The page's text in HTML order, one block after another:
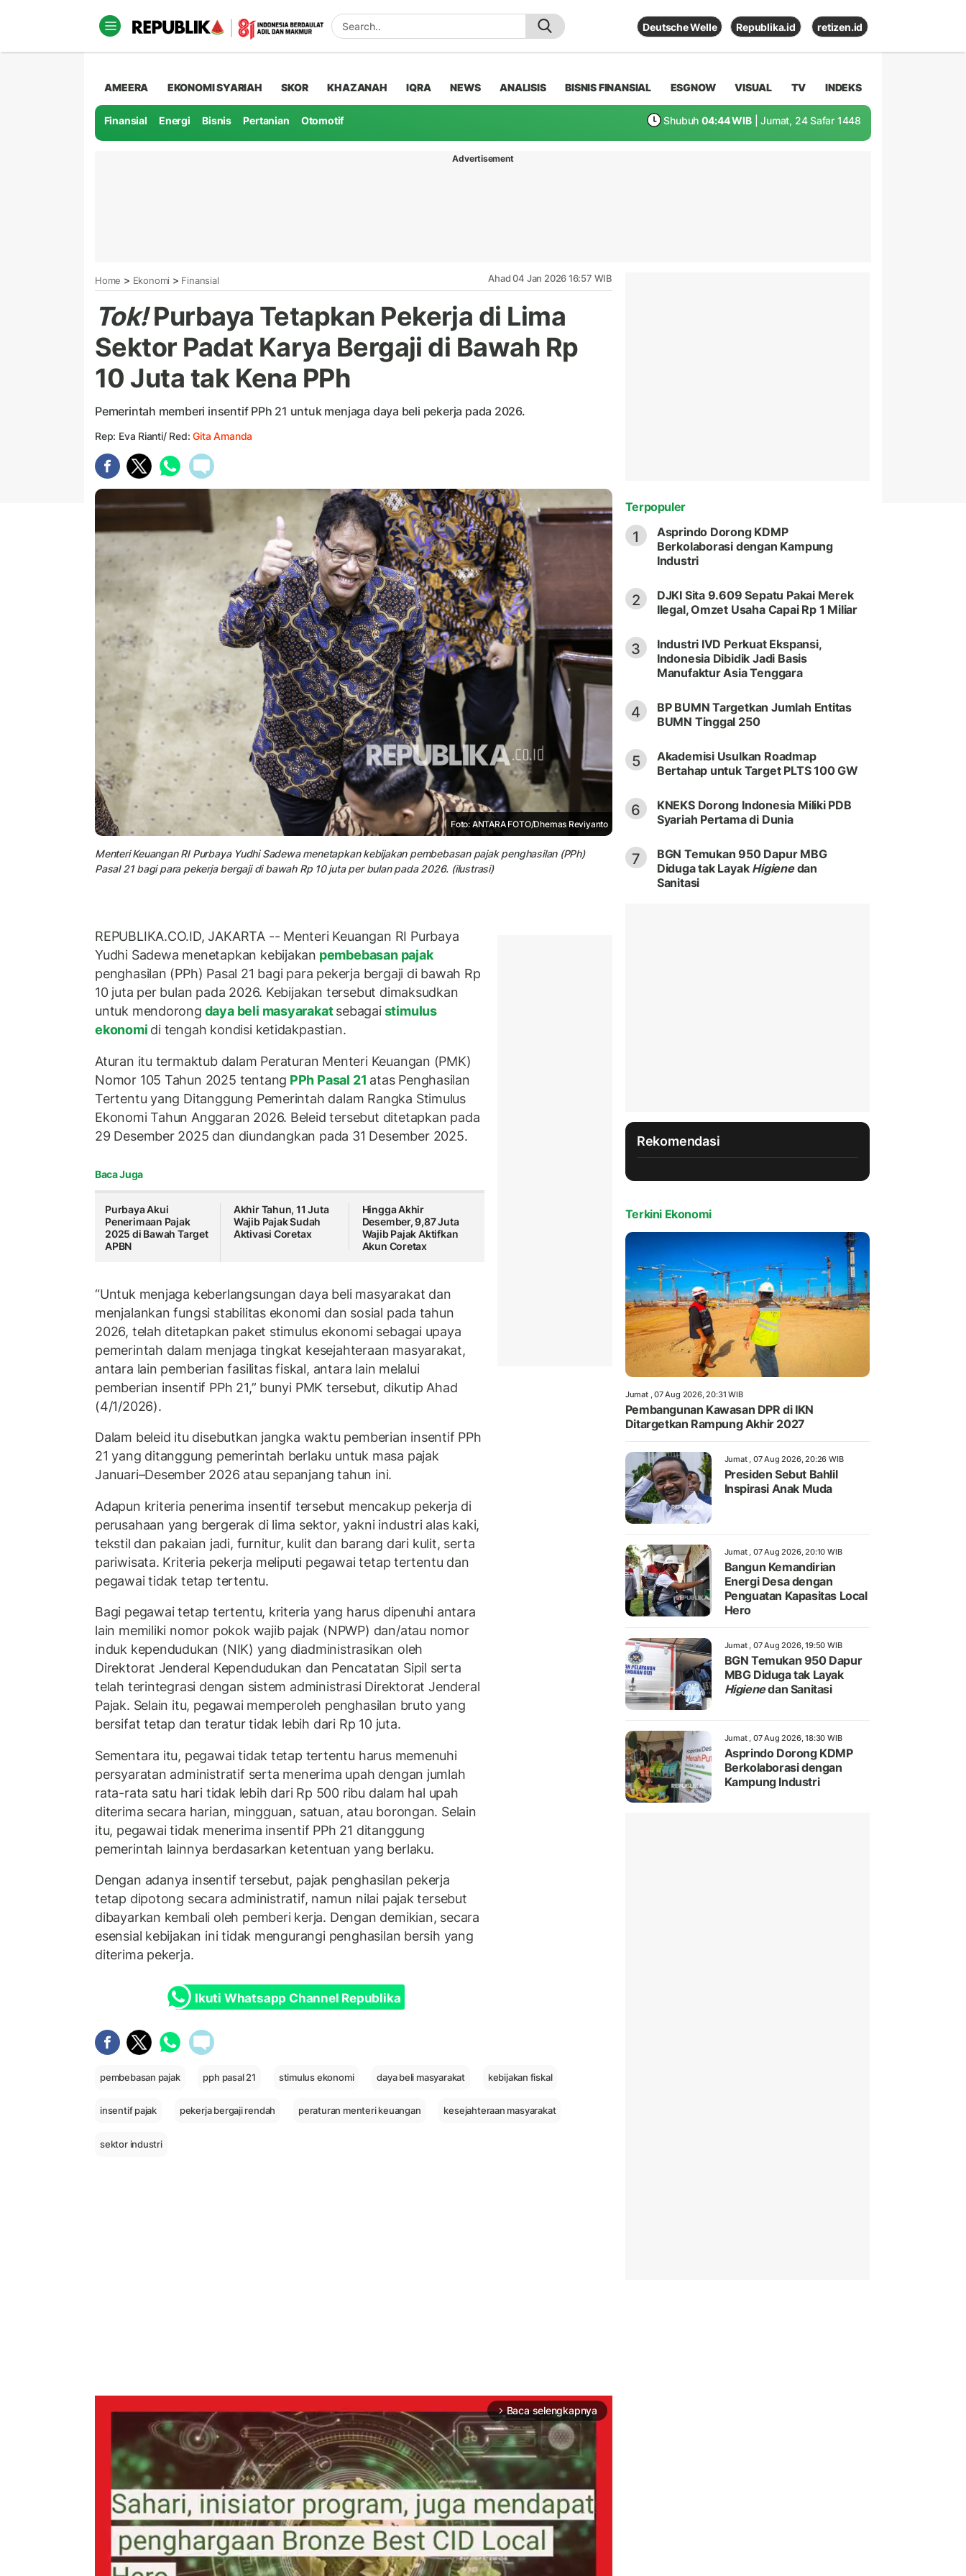
Deutsche Welle Republika.id retizen.id
AMEERA EKONOMI SYARIAH SKOR KHAZANAH IQRA NEWS ANALISIS BISNIS FINANSIAL ESGNOW VISUAL TV INDEKS
Finansial Energi Bisnis Pertanian Otomotif Shubuh 04:44 WIB | Jumat, 24 Safar 1448
Advertisement
Home > Ekonomi > Finansial Ahad 04 Jan 2026 16:57 WIB
Tok!Purbaya Tetapkan Pekerja di Lima
Sektor Padat Karya Bergaji di Bawah Rp
10 Juta tak Kena PPh
Pemerintah memberi insentif PPh 21 untuk menjaga daya beli pekerja pada 2026.
Rep: Eva Rianti/ Red:Gita Amanda
Foto: ANTARA FOTO/Dhemas Reviyanto
Menteri Keuangan RI Purbaya Yudhi Sadewa menetapkan kebijakan pembebasan pajak penghasilan (PPh)
Pasal 21 bagi para pekerja bergaji di bawah Rp 10 juta per bulan pada 2026. (ilustrasi)
REPUBLIKA.CO.ID, JAKARTA -- Menteri Keuangan RI Purbaya
Yudhi Sadewa menetapkan kebijakan pembebasan pajak
penghasilan (PPh) Pasal 21 bagi para pekerja bergaji di bawah Rp
10 juta per bulan pada 2026. Kebijakan tersebut dimaksudkan
untuk mendorong daya beli masyarakatsebagaistimulus
ekonomi di tengah kondisi ketidakpastian.
Aturan itu termaktub dalam Peraturan Menteri Keuangan (PMK)
Nomor 105 Tahun 2025 tentang PPh Pasal 21 atas Penghasilan
Tertentu yang Ditanggung Pemerintah dalam Rangka Stimulus
Ekonomi Tahun Anggaran 2026. Beleid tersebut ditetapkan pada
29 Desember 2025 dan diundangkan pada 31 Desember 2025.
Baca Juga
Purbaya Akui
Penerimaan Pajak
2025 di Bawah Target
APBN
Akhir Tahun, 11 Juta
Wajib Pajak Sudah
Aktivasi Coretax
Hingga Akhir
Desember, 9,87 Juta
Wajib Pajak Aktifkan
Akun Coretax
“Untuk menjaga keberlangsungan daya beli masyarakat dan
menjalankan fungsi stabilitas ekonomi dan sosial pada tahun
2026, telah ditetapkan paket stimulus ekonomi sebagai upaya
pemerintah dalam menjaga tingkat kesejahteraan masyarakat,
antara lain pemberian fasilitas fiskal, antara lain melalui
pemberian insentif PPh 21,” bunyi PMK tersebut, dikutip Ahad
(4/1/2026).
Dalam beleid itu disebutkan jangka waktu pemberian insentif PPh
21 yang ditanggung pemerintah berlaku untuk masa pajak
Januari–Desember 2026 atau sepanjang tahun ini.
Adapun kriteria penerima insentif tersebut mencakup pekerja di
perusahaan yang bergerak di lima sektor, yakni industri alas kaki,
tekstil dan pakaian jadi, furnitur, kulit dan barang dari kulit, serta
pariwisata. Kriteria pekerja meliputi pegawai tetap tertentu dan
pegawai tidak tetap tertentu.
Bagi pegawai tetap tertentu, kriteria yang harus dipenuhi antara
lain memiliki nomor pokok wajib pajak (NPWP) dan/atau nomor
induk kependudukan (NIK) yang diadministrasikan oleh
Direktorat Jenderal Kependudukan dan Pencatatan Sipil serta
telah terintegrasi dengan sistem administrasi Direktorat Jenderal
Pajak. Selain itu, pegawai memperoleh penghasilan bruto yang
bersifat tetap dan teratur tidak lebih dari Rp 10 juta.
Sementara itu, pegawai tidak tetap tertentu harus memenuhi
persyaratan administratif serta menerima upah dengan jumlah
rata-rata satu hari tidak lebih dari Rp 500 ribu dalam hal upah
diterima secara harian, mingguan, satuan, atau borongan. Selain
itu, pegawai tidak menerima insentif PPh 21 ditanggung
pemerintah lainnya berdasarkan ketentuan yang berlaku.
Dengan adanya insentif tersebut, pajak penghasilan pekerja
tetap dipotong secara administratif, namun nilai pajak tersebut
dibayarkan kembali oleh pemberi kerja. Dengan demikian, secara
esensial kebijakan ini tidak mengurangi penghasilan bersih yang
diterima pekerja.
Ikuti Whatsapp Channel Republika
pembebasan pajak pph pasal 21 stimulus ekonomi daya beli masyarakat kebijakan fiskal
insentif pajak pekerja bergaji rendah peraturan menteri keuangan kesejahteraan masyarakat
sektor industri
arrow_forward_ios Baca selengkapnya
Terpopuler
1
Asprindo Dorong KDMP
Berkolaborasi dengan Kampung
Industri
2
DJKI Sita 9.609 Sepatu Pakai Merek
Ilegal, Omzet Usaha Capai Rp 1 Miliar
3
Industri IVD Perkuat Ekspansi,
Indonesia Dibidik Jadi Basis
Manufaktur Asia Tenggara
4
BP BUMN Targetkan Jumlah Entitas
BUMN Tinggal 250
5
Akademisi Usulkan Roadmap
Bertahap untuk Target PLTS 100 GW
6
KNEKS Dorong Indonesia Miliki PDB
Syariah Pertama di Dunia
7
BGN Temukan 950 Dapur MBG
Diduga tak Layak Higienedan
Sanitasi
Rekomendasi
Terkini Ekonomi
Jumat , 07 Aug 2026, 20:31 WIB
Pembangunan Kawasan DPR di IKN
Ditargetkan Rampung Akhir 2027
Jumat , 07 Aug 2026, 20:26 WIB
Presiden Sebut Bahlil
Inspirasi Anak Muda
Jumat , 07 Aug 2026, 20:10 WIB
Bangun Kemandirian
Energi Desa dengan
Penguatan Kapasitas Local
Hero
Jumat , 07 Aug 2026, 19:50 WIB
BGN Temukan 950 Dapur
MBG Diduga tak Layak
Higienedan Sanitasi
Jumat , 07 Aug 2026, 18:30 WIB
Asprindo Dorong KDMP
Berkolaborasi dengan
Kampung Industri